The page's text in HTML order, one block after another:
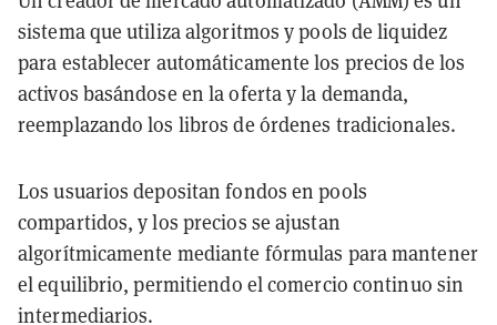
sistema que utiliza algoritmos y pools de liquidez
para establecer automáticamente los precios de los
activos basándose en la oferta y la demanda,
reemplazando los libros de órdenes tradicionales.
Los usuarios depositan fondos en pools
compartidos, y los precios se ajustan
algorítmicamente mediante fórmulas para mantener
el equilibrio, permitiendo el comercio continuo sin
intermediarios.